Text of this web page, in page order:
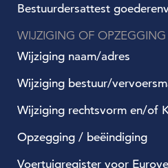
Bestuurdersattest
WIJZIGING OF OPZEGGING
Wijziging naam/adres
Wijziging bestuur/
Wijziging rechtsvorm en/of
Opzegging / beëindiging
Voertuigregister voor